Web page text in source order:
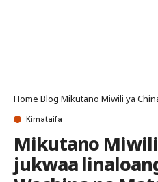
Home Blog Mikutano Miwili ya China ni jukwaa
Kimataifa
Mikutano Miwili
jukwaa